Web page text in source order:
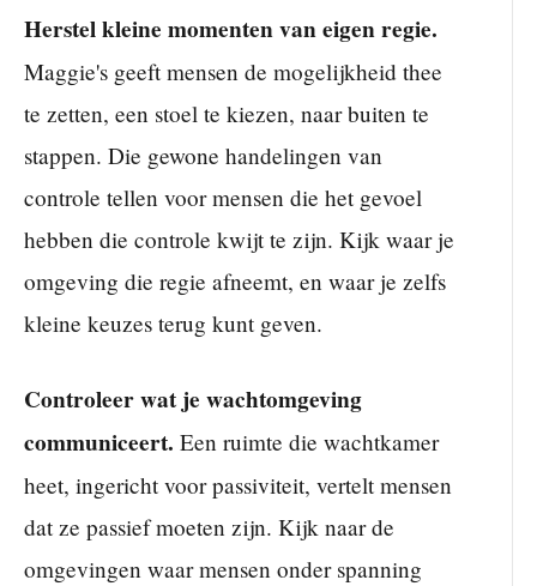
Herstel kleine momenten van eigen regie.
Maggie's geeft mensen de mogelijkheid thee
te zetten, een stoel te kiezen, naar buiten te
stappen. Die gewone handelingen van
controle tellen voor mensen die het gevoel
hebben die controle kwijt te zijn. Kijk waar je
omgeving die regie afneemt, en waar je zelfs
kleine keuzes terug kunt geven.
Controleer wat je wachtomgeving
communiceert. Een ruimte die wachtkamer
heet, ingericht voor passiviteit, vertelt mensen
dat ze passief moeten zijn. Kijk naar de
omgevingen waar mensen onder spanning